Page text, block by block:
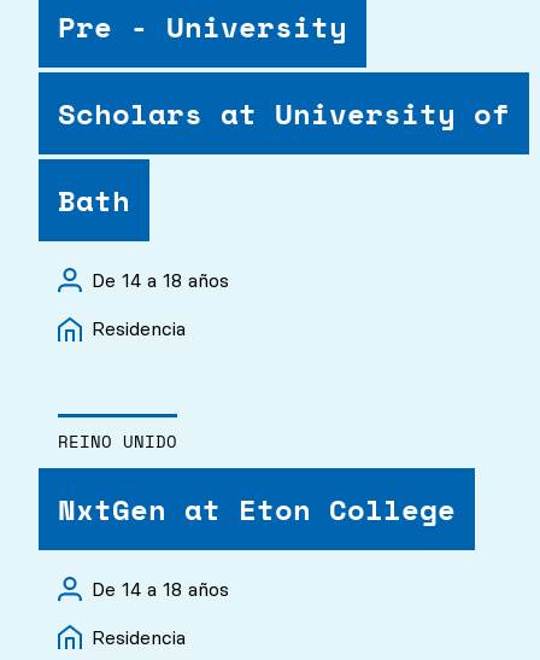
Pre - University
Scholars at University of
Bath
De 14 a 18 años
Residencia
REINO UNIDO
NxtGen at Eton College
De 14 a 18 años
Residencia